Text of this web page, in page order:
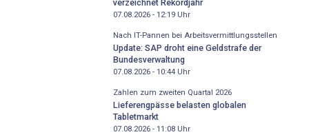
verzeichnet Rekordjahr
07.08.2026 - 12:19Uhr
Nach IT-Pannen bei Arbeitsvermittlungsstellen
Update: SAP droht eine Geldstrafe der
Bundesverwaltung
07.08.2026 - 10:44Uhr
Zahlen zum zweiten Quartal 2026
Lieferengpässe belasten globalen
Tabletmarkt
07.08.2026 - 11:08Uhr